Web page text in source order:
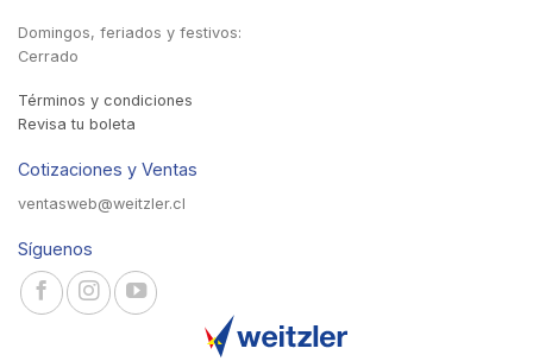
Domingos, feriados y festivos:
Cerrado
Términos y condiciones
Revisa tu boleta
Cotizaciones y Ventas
ventasweb@weitzler.cl
Síguenos